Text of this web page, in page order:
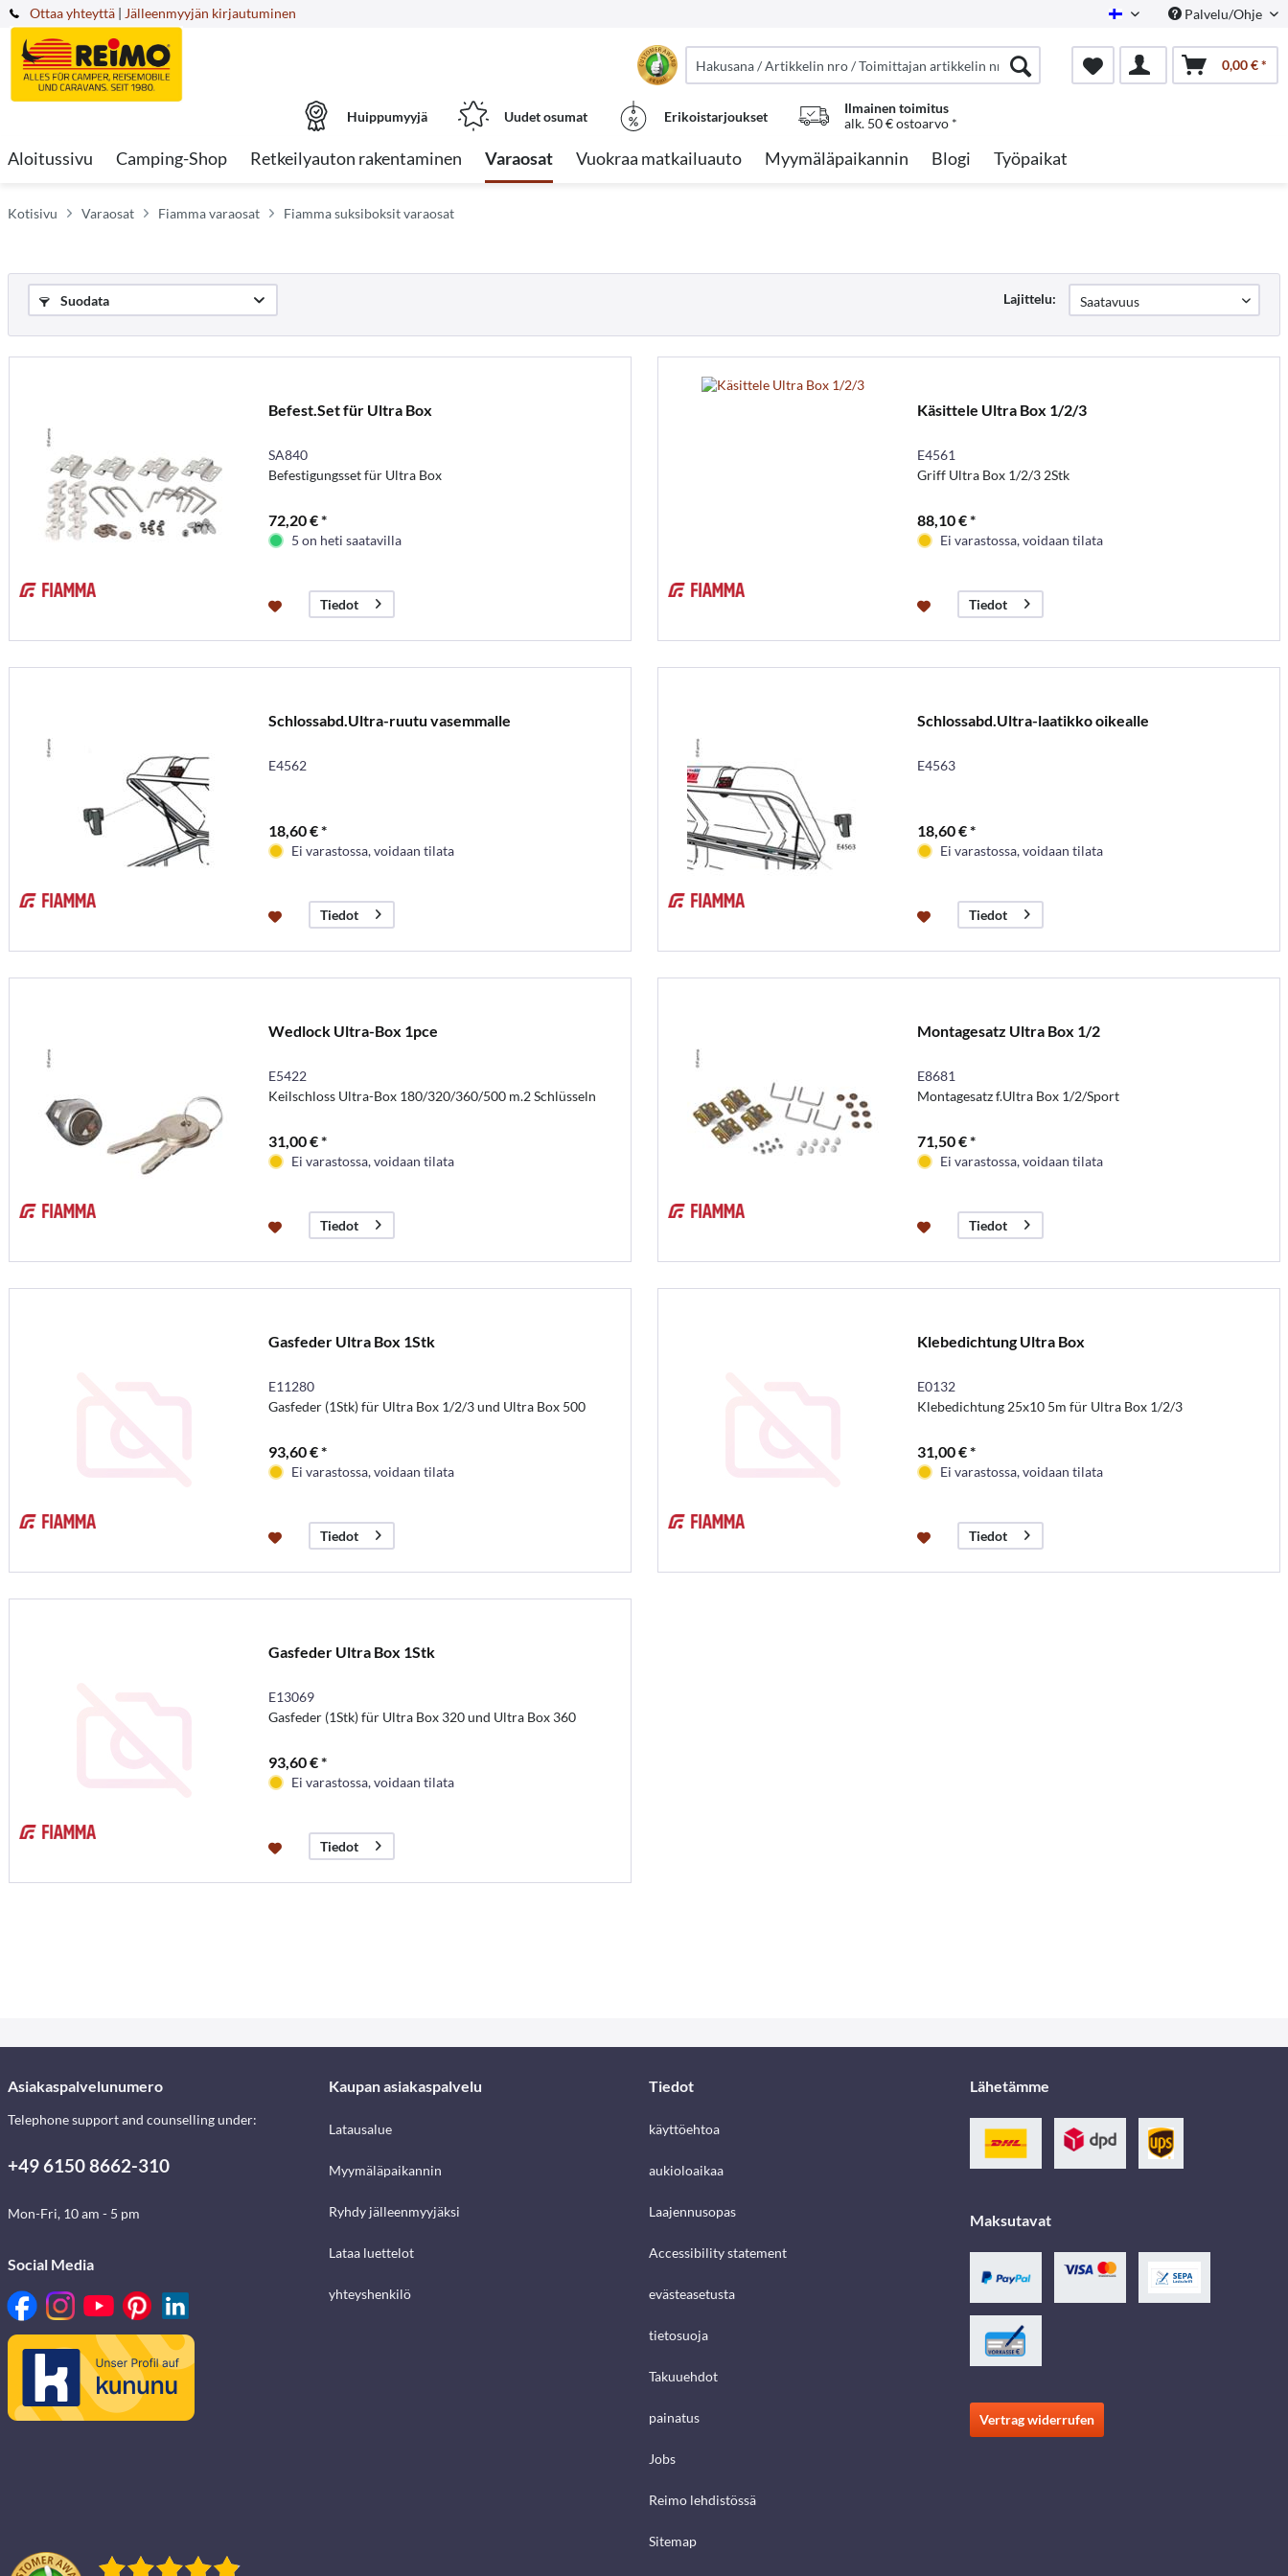
Ottaa yhteyttä Finnish Palvelu/Ohje
| Jälleenmyyjän kirjautuminen
0,00 € *
Huippumyyjä Uudet osumat Erikoistarjoukset
Ilmainen toimitus
alk. 50 € ostoarvo *
Aloitussivu Camping-Shop Retkeilyauton rakentaminen Varaosat Vuokraa matkailuauto Myymäläpaikannin Blogi Työpaikat
Kotisivu Varaosat Fiamma varaosat Fiamma suksiboksit varaosat
Suodata Lajittelu:
Befest.Set für Ultra Box
SA840
Befestigungsset für Ultra Box
72,20 € *
5 on heti saatavilla
Tiedot
Käsittele Ultra Box 1/2/3
E4561
Griff Ultra Box 1/2/3 2Stk
88,10 € *
Ei varastossa, voidaan tilata
Tiedot
Schlossabd.Ultra-ruutu vasemmalle
E4562
18,60 € *
Ei varastossa, voidaan tilata
Tiedot
Schlossabd.Ultra-laatikko oikealle
E4563
18,60 € *
Ei varastossa, voidaan tilata
Tiedot
Wedlock Ultra-Box 1pce
E5422
Keilschloss Ultra-Box 180/320/360/500 m.2 Schlüsseln
31,00 € *
Ei varastossa, voidaan tilata
Tiedot
Montagesatz Ultra Box 1/2
E8681
Montagesatz f.Ultra Box 1/2/Sport
71,50 € *
Ei varastossa, voidaan tilata
Tiedot
Gasfeder Ultra Box 1Stk
E11280
Gasfeder (1Stk) für Ultra Box 1/2/3 und Ultra Box 500
93,60 € *
Ei varastossa, voidaan tilata
Tiedot
Klebedichtung Ultra Box
E0132
Klebedichtung 25x10 5m für Ultra Box 1/2/3
31,00 € *
Ei varastossa, voidaan tilata
Tiedot
Gasfeder Ultra Box 1Stk
E13069
Gasfeder (1Stk) für Ultra Box 320 und Ultra Box 360
93,60 € *
Ei varastossa, voidaan tilata
Tiedot
Asiakaspalvelunumero
Telephone support and counselling under:
+49 6150 8662-310
Mon-Fri, 10 am - 5 pm
Social Media
Kaupan asiakaspalvelu
Latausalue
Myymäläpaikannin
Ryhdy jälleenmyyjäksi
Lataa luettelot
yhteyshenkilö
Tiedot
käyttöehtoa
aukioloaikaa
Laajennusopas
Accessibility statement
evästeasetusta
tietosuoja
Takuuehdot
painatus
Jobs
Reimo lehdistössä
Sitemap
Lähetämme
Maksutavat
Vertrag widerrufen